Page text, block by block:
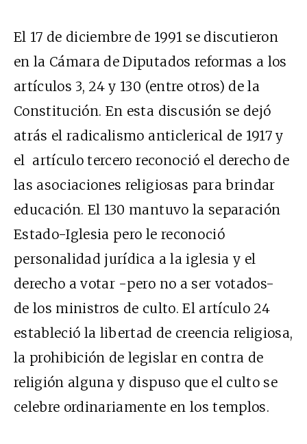
El 17 de diciembre de 1991 se discutieron
en la Cámara de Diputados reformas a los
artículos 3, 24 y 130 (entre otros) de la
Constitución. En esta discusión se dejó
atrás el radicalismo anticlerical de 1917 y
el artículo tercero reconoció el derecho de
las asociaciones religiosas para brindar
educación. El 130 mantuvo la separación
Estado-Iglesia pero le reconoció
personalidad jurídica a la iglesia y el
derecho a votar -pero no a ser votados-
de los ministros de culto. El artículo 24
estableció la libertad de creencia religiosa,
la prohibición de legislar en contra de
religión alguna y dispuso que el culto se
celebre ordinariamente en los templos.